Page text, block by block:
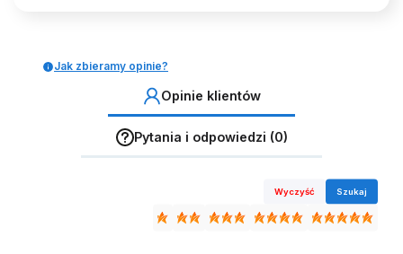
Jak zbieramy opinie?
Opinie klientów
Pytania i odpowiedzi (0)
Wyczyść Szukaj